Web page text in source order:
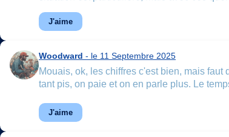
J'aime
Woodward - le 11 Septembre 2025
Mouais, ok, les chiffres c'est bien, mais
tant pis, on paie et on en parle plus. Le
J'aime